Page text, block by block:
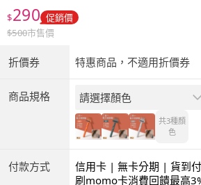
$290 促銷價
$500市售價
折價券 特惠商品，不適用折價券
商品規格 請選擇顏色
共3種顏
色
付款方式
信用卡 | 無卡分期 | 貨到
商付款 | ATM | 銀聯卡
刷momo卡消費回饋最高